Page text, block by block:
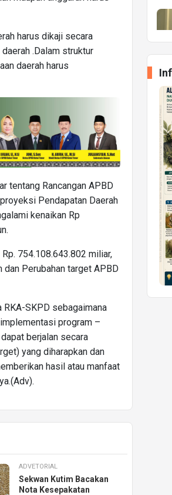
harus dikaji secara
.Dalam struktur
daerah harus
tentang Rancangan APBD
Pendapatan Daerah
kenaikan Rp
754.108.643.802 miliar,
Perubahan target APBD
RKA-SKPD sebagaimana
program –
berjalan secara
yang diharapkan dan
hasil atau manfaat
ADVETORIAL
Sekwan Kutim Bacakan
Nota Kesepakatan